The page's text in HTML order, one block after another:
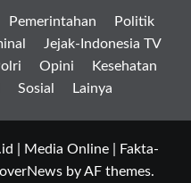
Pemerintahan
Politik
Jejak-Indonesia TV
Opini
Kesehatan
Sosial Lainya
| Media Online | Fakta-
by AF themes.